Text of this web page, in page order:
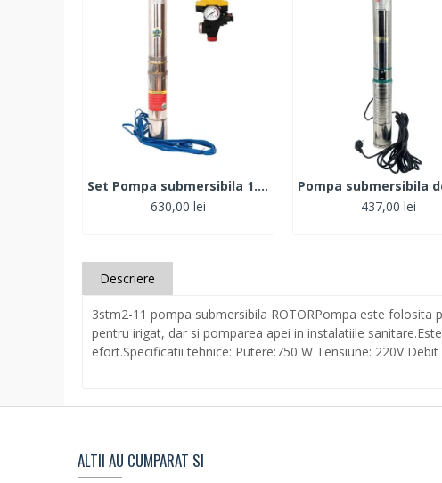
Set Pompa submersibila 1.1kW, 120, 1tol, MFE 4STM4-8 + Presostat electronic automat
630,00 lei
437,00 lei
Descriere
3stm2-11 pompa submersibila ROTORPompa este folosita
pentru irigat, dar si pomparea apei in instalatiile
efort.Specificatii tehnice: Putere:750 W Tensiune: 220V
ALTII AU CUMPARAT SI